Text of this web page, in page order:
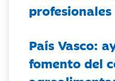
profesionales
País Vasco:
fomento del